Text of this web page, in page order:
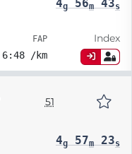
4g56m43s
FAP
6:48 /km
Index
51
4g57m23s